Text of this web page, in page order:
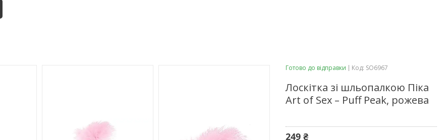
Готово до відправки Код: SO6967
Лоскітка зі шльопалкою Піка
Art of Sex – Puff Peak, рожева
249 ₴